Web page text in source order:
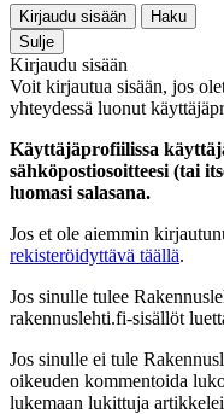
Kirjaudu sisään
Haku
Sulje
Kirjaudu sisään
Voit kirjautua sisään, jos
yhteydessä luonut
Käyttäjäprofiilissa
sähköpostiosoitteesi (tai
luomasi salasana.
Jos et ole aiemmin
rekisteröidyttävä täällä.
Jos sinulle tulee
rakennuslehti.fi-sisällöt
Jos sinulle ei tule
oikeuden kommentoida
lukemaan lukittuja